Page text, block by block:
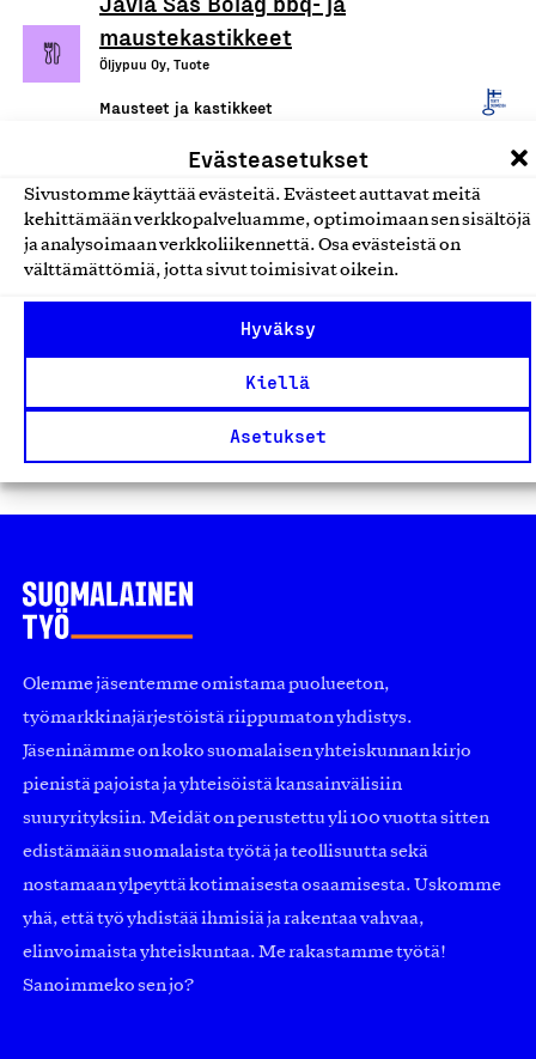
Evästeasetukset
Sivustomme käyttää evästeitä. Evästeet auttavat meitä
kehittämään verkkopalveluamme, optimoimaan sen sisältöjä
ja analysoimaan verkkoliikennettä. Osa evästeistä on
välttämättömiä, jotta sivut toimisivat oikein.
Hyväksy
Kiellä
Asetukset
maustekastikkeet
Öljypuu Oy, Tuote
Mausteet ja kastikkeet
kuivamaustesekoituksia
Miss K Foods Oy, Tuote
Mausteet ja kastikkeet
Miss Klose maustekastikkeet
Olemme jäsentemme omistama puolueeton,
työmarkkinajärjestöistä riippumaton yhdistys.
Jäseninämme on koko suomalaisen yhteiskunnan kirjo
pienistä pajoista ja yhteisöistä kansainvälisiin
suuryrityksiin. Meidät on perustettu yli 100 vuotta sitten
edistämään suomalaista työtä ja teollisuutta sekä
nostamaan ylpeyttä kotimaisesta osaamisesta. Uskomme
yhä, että työ yhdistää ihmisiä ja rakentaa vahvaa,
elinvoimaista yhteiskuntaa. Me rakastamme työtä!
Sanoimmeko sen jo?